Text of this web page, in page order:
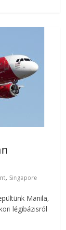
, Singapore
Manila,
légibázisról